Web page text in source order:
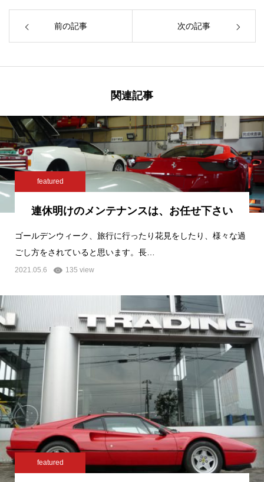
前の記事 次の記事
関連記事
featured
連休明けのメンテナンスは、お任せ下さい
ゴールデンウィーク、旅行に行ったり花見をしたり、様々な過
ごし方をされていると思います。長…
2021.05.6 135 view
featured